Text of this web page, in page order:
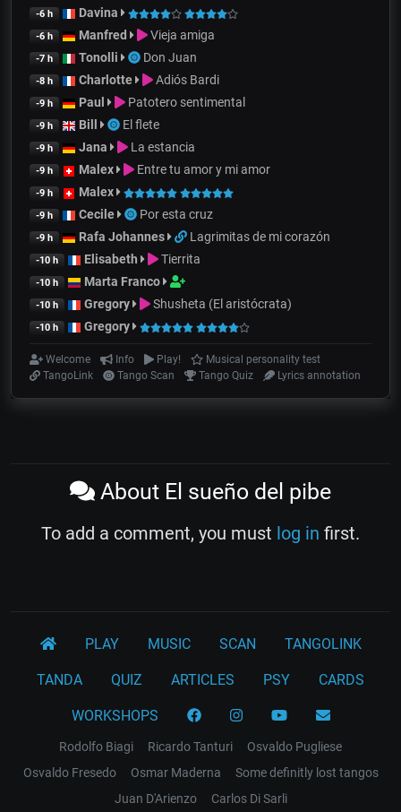
-6 h Davina
-6 h Manfred Vieja amiga
-7 h Tonolli Don Juan
-8 h Charlotte Adiós Bardi
-9 h Paul Patotero sentimental
-9 h Bill El flete
-9 h Jana La estancia
-9 h Malex Entre tu amor y mi amor
-9 h Malex
-9 h Cecile Por esta cruz
-9 h Rafa Johannes Lagrimitas de mi corazón
-10 h Elisabeth Tierrita
-10 h Marta Franco
-10 h Gregory Shusheta (El aristócrata)
-10 h Gregory
Welcome Info Play!
Musical personality test
TangoLink
Tango Scan Tango Quiz Lyrics annotation
About El sueño del pibe
To add a comment, you must log in first.
PLAY MUSIC SCAN TANGOLINK
TANDA QUIZ ARTICLES PSY CARDS
WORKSHOPS
Rodolfo Biagi Ricardo Tanturi
Osvaldo Pugliese
Osvaldo Fresedo
Osmar Maderna
Some definitly lost tangos
Juan D'Arienzo
Carlos Di Sarli